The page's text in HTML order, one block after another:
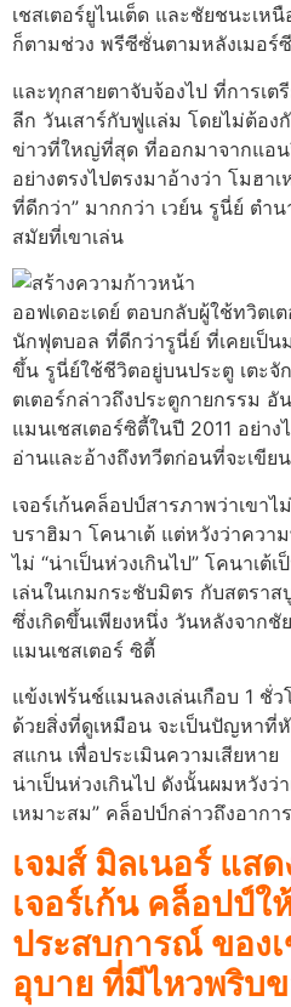
เชสเตอร์ยูไนเต็ด และชัยชนะเห
ก็ตามช่วง พรีซีซั่นตามหลังเมอร์
และทุกสายตาจับจ้องไป ที่การเต
ลีก วันเสาร์กับฟูแล่ม โดยไม่ต้อง
ข่าวที่ใหญ่ที่สุด ที่ออกมาจากแอน
อย่างตรงไปตรงมาอ้างว่า โมฮา
ที่ดีกว่า” มากกว่า เวย์น รูนี่ย์ ตํา
สมัยที่เขาเล่น
ออฟเดอะเดย์ ตอบกลับผู้ใช้ทวิตเ
นักฟุตบอล ที่ดีกว่ารูนี่ย์ ที่เคยเป็
ขึ้น รูนี่ย์ใช้ชีวิตอยู่บนประตู เตะจั
ตเตอร์กล่าวถึงประตูกายกรรม
แมนเชสเตอร์ซิตี้ในปี 2011 อย่า
อ่านและอ้างถึงทวีตก่อนที่จะเขีย
เจอร์เก้นคล็อปป์สารภาพว่าเขาไ
บราฮิมา โคนาเต้ แต่หวังว่าควา
ไม่ “น่าเป็นห่วงเกินไป” โคนาเต้
เล่นในเกมกระชับมิตร กับสตรา
ซึ่งเกิดขึ้นเพียงหนึ่ง วันหลังจาก
แมนเชสเตอร์ ซิตี้
แข้งเฟร้นช์แมนลงเล่นเกือบ 1 ชั่
ด้วยสิ่งที่ดูเหมือน จะเป็นปัญหาที่หั
สแกน เพื่อประเมินความเสียหา
น่าเป็นห่วงเกินไป ดังนั้นผมหวังว่
เหมาะสม” คล็อปป์กล่าวถึงอากา
เจมส์ มิลเนอร์ แส
เจอร์เก้น คล็อปป์
ประสบการณ์ ของ
อุบาย ที่มีไหวพริบข